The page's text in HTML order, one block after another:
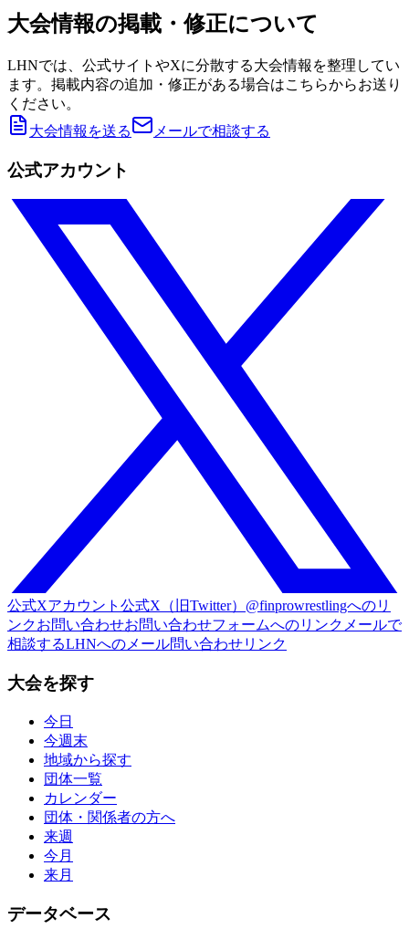
大会情報の掲載・修正について
LHNでは、公式サイトやXに分散する大会情報を整理してい
ます。掲載内容の追加・修正がある場合はこちらからお送り
ください。
大会情報を送る
メールで相談する
公式アカウント
公式Xアカウント 公式X（旧Twitter）@finprowrestlingへのリ
ンクお問い合わせお問い合わせフォームへのリンク メールで
相談するLHNへのメール問い合わせリンク
大会を探す
今日
今週末
地域から探す
団体一覧
カレンダー
団体・関係者の方へ
来週
今月
来月
データベース